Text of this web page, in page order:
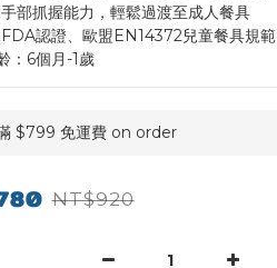
部抓握能力，輕鬆過渡至成人餐具
認證、歐盟EN14372兒童餐具規範
：6個月-1歲
$799 免運費 on order
NT$920